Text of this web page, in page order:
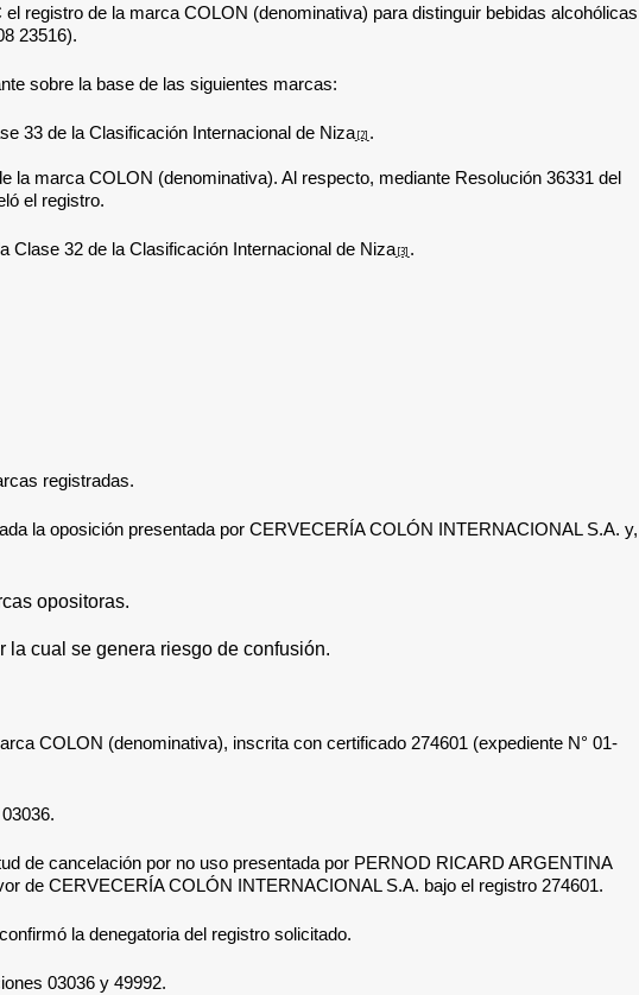
el registro de la marca COLON (denominativa) para distinguir bebidas alcohólicas
23516).
sobre la base de las siguientes marcas:
33 de la Clasificación Internacional de Niza [2] .
la marca COLON (denominativa). Al respecto, mediante Resolución 36331 del
el registro.
Clase 32 de la Clasificación Internacional de Niza [3] .
registradas.
la oposición presentada por CERVECERÍA COLÓN INTERNACIONAL S.A. y,
opositoras.
la cual se genera riesgo de confusión.
COLON (denominativa), inscrita con certificado 274601 (expediente N° 01-
03036.
de cancelación por no uso presentada por PERNOD RICARD ARGENTINA
de CERVECERÍA COLÓN INTERNACIONAL S.A. bajo el registro 274601.
la denegatoria del registro solicitado.
03036 y 49992.